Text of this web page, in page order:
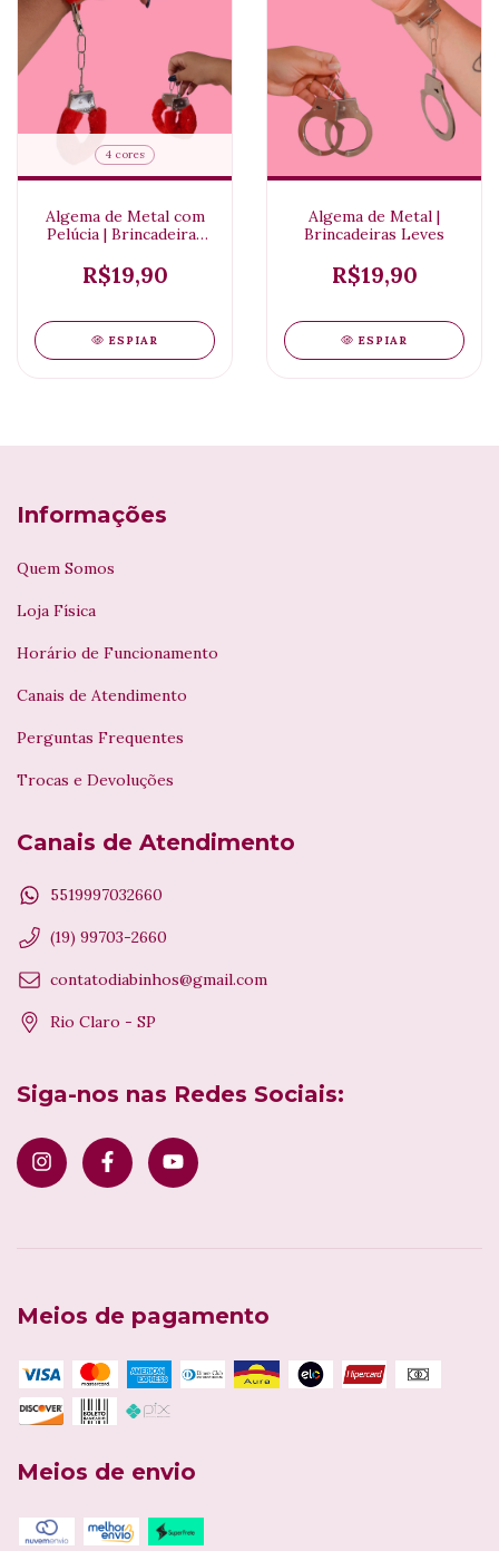
4 cores
Algema de Metal com
Pelúcia | Brincadeiras
R$19,90
ESPIAR
Algema de Metal |
Brincadeiras Leves
R$19,90
ESPIAR
Informações
Quem Somos
Loja Física
Horário de Funcionamento
Canais de Atendimento
Perguntas Frequentes
Trocas e Devoluções
Canais de Atendimento
5519997032660
(19) 99703-2660
contatodiabinhos@gmail.com
Rio Claro - SP
Siga-nos nas Redes Sociais:
Meios de pagamento
Meios de envio